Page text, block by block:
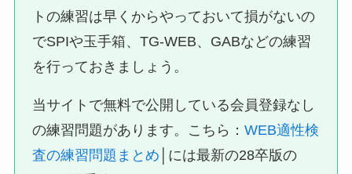
トの練習は早くからやっておいて損がないの
でSPIや玉手箱、TG-WEB、GABなどの練習
を行っておきましょう。
当サイトで無料で公開している会員登録なし
の練習問題があります。こちら：WEB適性検
査の練習問題まとめ │には最新の28卒版の